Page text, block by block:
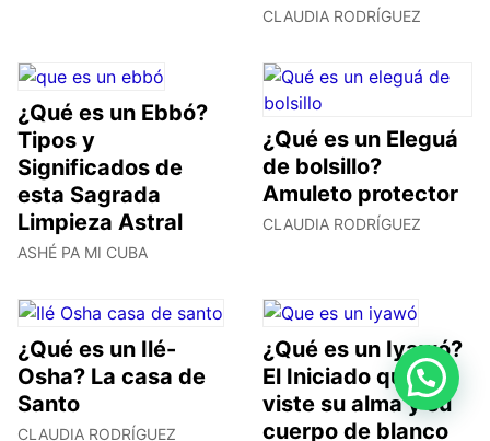
CLAUDIA RODRÍGUEZ
¿Qué es un Ebbó?
Tipos y
Significados de
esta Sagrada
Limpieza Astral
ASHÉ PA MI CUBA
¿Qué es un Eleguá
de bolsillo?
Amuleto protector
CLAUDIA RODRÍGUEZ
¿Qué es un Ilé-
Osha? La casa de
Santo
CLAUDIA RODRÍGUEZ
¿Qué es un Iyawó?
El Iniciado que
viste su alma y su
cuerpo de blanco